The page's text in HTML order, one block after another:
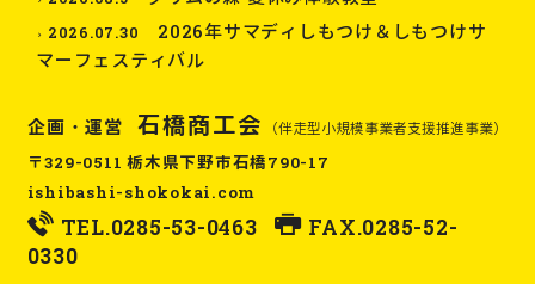
2026.07.30
2026年サマディしもつけ＆しもつけサ
マーフェスティバル
企画・運営 石橋商工会 （伴走型小規模事業者支援推進事業）
〒329-0511 栃木県下野市石橋790-17
ishibashi-shokokai.com
TEL.0285-53-0463
FAX.0285-52-
0330